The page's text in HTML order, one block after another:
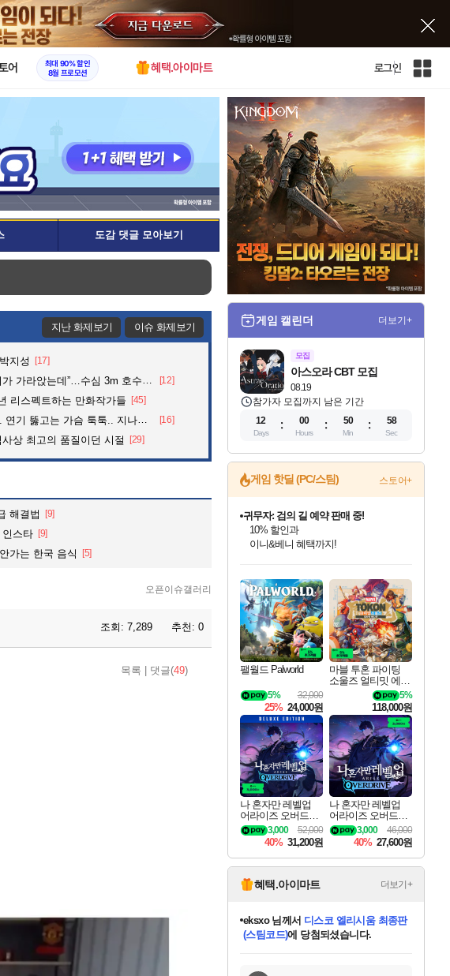
X
어
최대 90% 할인
8월 프로모션
혜택.아이마트 로그인
인
사
이
트
맵
도감 댓글 모아보기
지난 화제보기 이슈 화제보기
지성 [17]
앉는데”…수심 3m 호수 뛰어든 60대 의인 [12]
리스펙트하는 만화작가들 [45]
고는 가슴 툭툭.. 지나가던 아재의 정체 [16]
상 최고의 품질이던 시절 [29]
해결법 [9]
스타 [9]
가는 한국 음식 [5]
오픈이슈갤러리
조회: 7,289 추천: 0
목록 댓글(49)
게임 캘린더 더보기+
모집
08.19
아스오라 CBT 모집
참가자 모집까지 남은 기간
12
Days
00
Hours
50
Min
57
Sec
게임 핫딜 (PC/스팀) 스토어+
최대 90% 할인가를 만나보세요!
네이버혜택과 함께 만나보세요!
50%할인&추가 적립까지!
귀무자: 검의 길 예약 판매 중!
10% 할인과
이니&베니 혜택까지!
네이버 혜택가와 함께 예약하세요!
할인&네이버혜택으로 만나보세요!
네이버페이 혜택과 만나보세요!
40주년 프로모션으로 만나보세요!
네이버 포인트 혜택까지!
할인가에 만나보세요!
일부 에디션 상시 할인!
혜택으로 예약 판매 중
편안하게 충전하세요
팰월드 Palworld
32,000
5%
25% 24,000원
마블 투혼 파이팅
소울즈 얼티밋 에디
션 예약구매 MARV
EL Tokon Fighting S
ouls Ultimate Edition
Pre-Purchase
5%
118,000원
나 혼자만 레벨업
어라이즈 오버드라
이브 디럭스 에디션
Solo Leveling Arise
Overdrive Deluxe Edi
tion
52,000
3,000
40% 31,200원
나 혼자만 레벨업
어라이즈 오버드라
이브 Solo Leveling A
rise
46,000
3,000
40% 27,600원
혜택.아이마트 더보기+
eksxo님께서 디스코 엘리시움 최종판
(스팀코드)에 당첨되셨습니다.